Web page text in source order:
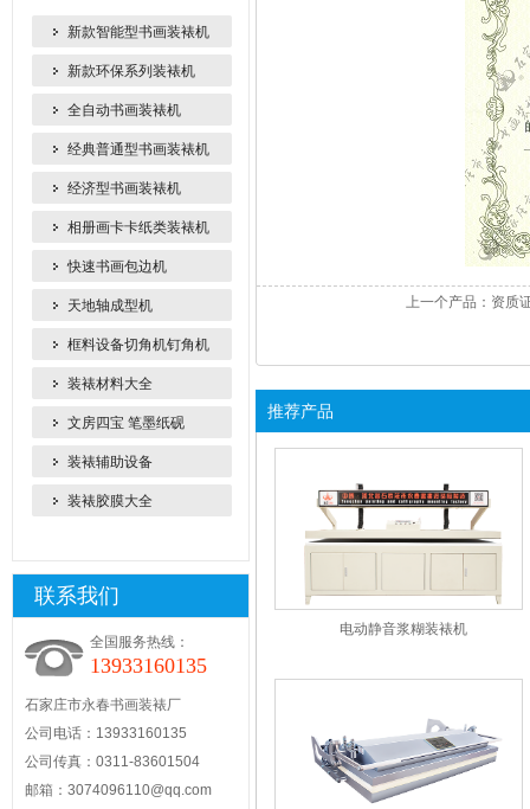
新款智能型书画装裱机
新款环保系列装裱机
全自动书画装裱机
经典普通型书画装裱机
经济型书画装裱机
相册画卡卡纸类装裱机
快速书画包边机
天地轴成型机
框料设备切角机钉角机
装裱材料大全
文房四宝 笔墨纸砚
装裱辅助设备
装裱胶膜大全
联系我们
全国服务热线：
13933160135
石家庄市永春书画装裱厂
公司电话：13933160135
公司传真：0311-83601504
邮箱：3074096110@qq.com
上一个产品： 资质
推荐产品
电动静音浆糊装裱机